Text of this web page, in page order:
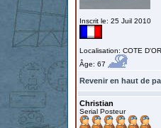
Inscrit le: 25 Juil 2010
Localisation: COTE D'OR
Âge: 67
Revenir en haut de
Christian
Serial Posteur